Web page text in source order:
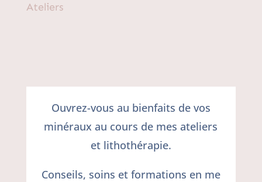
Ateliers
Ouvrez-vous au bienfaits de vos
minéraux au cours de mes ateliers
et lithothérapie.
Conseils, soins et formations en me